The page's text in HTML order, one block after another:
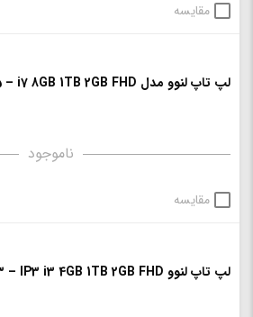
مقایسه
لپ تاپ لنوو مدل ThinkBook 15 – i7 8GB 1TB 2GB FHD
ناموجود
مقایسه
لپ تاپ لنوو IdeaPad 3 – IP3 i3 4GB 1TB 2GB FHD